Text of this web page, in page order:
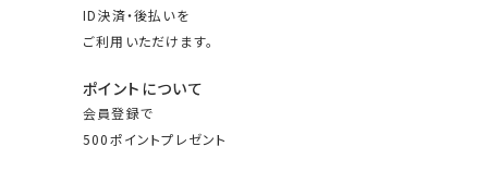
ID決済・後払いを
ご利用いただけます。
ポイントについて
会員登録で
500ポイントプレゼント